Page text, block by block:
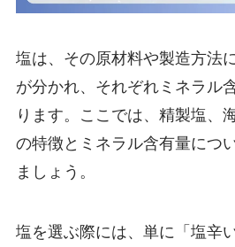
塩は、その原材料や製造方法
が分かれ、それぞれミネラル
ります。ここでは、精製塩、
の特徴とミネラル含有量につ
ましょう。
塩を選ぶ際には、単に「塩辛